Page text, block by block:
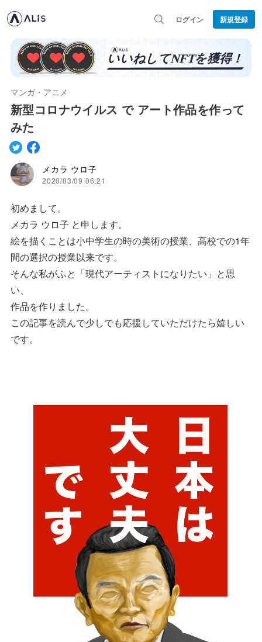
ログイン 新規登録
マンガ・アニメ
新型コロナウイルス で アート作品を作って
みた
メカラ ウロ子
2020/03/09 06:21
初めまして。
メカラ ウロ子 と申します。
絵を描くことは小中学生の時の美術の授業、高校での1年
間の選択の授業以来です。
そんな私がふと「現代アーティストになりたい」と思
い、
作品を作りました。
この記事を読んで少しでも応援していただけたら嬉しい
です。